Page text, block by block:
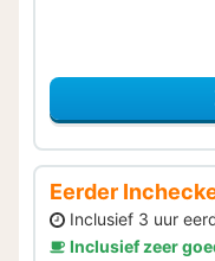
Eerder
Inclusief 3 uur
Inclusief zeer